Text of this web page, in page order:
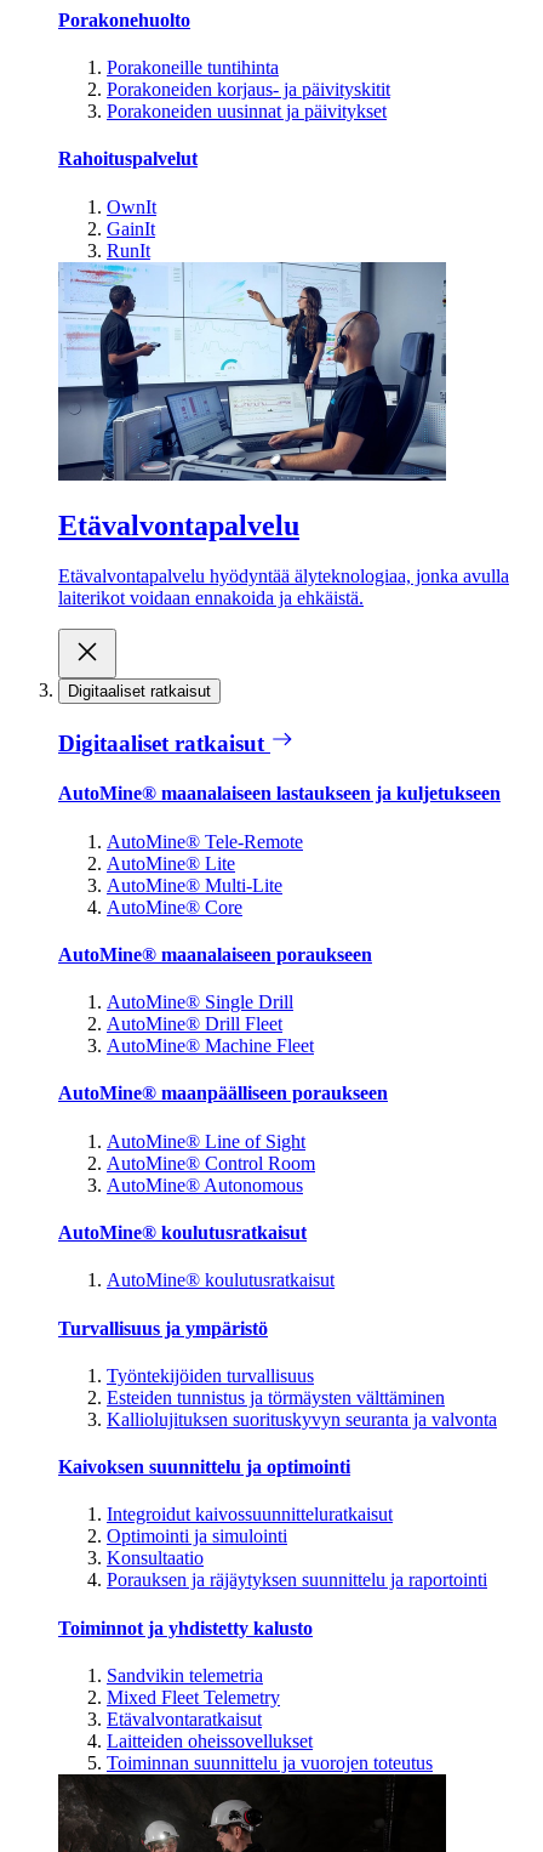
Porakonehuolto
Porakoneille tuntihinta
Porakoneiden korjaus- ja päivityskitit
Porakoneiden uusinnat ja päivitykset
Rahoituspalvelut
OwnIt
GainIt
RunIt
Etävalvontapalvelu
Etävalvontapalvelu hyödyntää älyteknologiaa, jonka avulla
laiterikot voidaan ennakoida ja ehkäistä.
Digitaaliset ratkaisut
Digitaaliset ratkaisut
AutoMine® maanalaiseen lastaukseen ja kuljetukseen
AutoMine® Tele-Remote
AutoMine® Lite
AutoMine® Multi-Lite
AutoMine® Core
AutoMine® maanalaiseen poraukseen
AutoMine® Single Drill
AutoMine® Drill Fleet
AutoMine® Machine Fleet
AutoMine® maanpäälliseen poraukseen
AutoMine® Line of Sight
AutoMine® Control Room
AutoMine® Autonomous
AutoMine® koulutusratkaisut
AutoMine® koulutusratkaisut
Turvallisuus ja ympäristö
Työntekijöiden turvallisuus
Esteiden tunnistus ja törmäysten välttäminen
Kalliolujituksen suorituskyvyn seuranta ja valvonta
Kaivoksen suunnittelu ja optimointi
Integroidut kaivossuunnitteluratkaisut
Optimointi ja simulointi
Konsultaatio
Porauksen ja räjäytyksen suunnittelu ja raportointi
Toiminnot ja yhdistetty kalusto
Sandvikin telemetria
Mixed Fleet Telemetry
Etävalvontaratkaisut
Laitteiden oheissovellukset
Toiminnan suunnittelu ja vuorojen toteutus